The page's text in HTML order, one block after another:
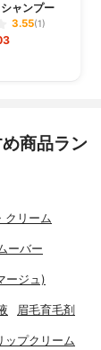
ャンプー
3.55(1)
商品ラン
クリーム
ーバー
ージュ)
眉毛育毛剤
ップクリーム